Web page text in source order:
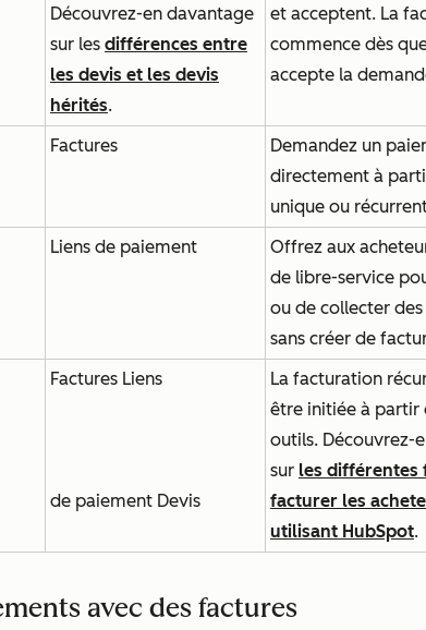
Découvrez-en davantage
sur les différences entre
les devis et les devis
hérités.
et acceptent. La
commence dès
accepte la
Factures
Demandez un
directement à
unique ou
Liens de paiement
Offrez aux
de libre-service
ou de collecter
sans créer de
Factures Liens
de paiement Devis
La facturation
être initiée à partir
outils. Découvrez-
sur les différentes
facturer les
utilisant HubSpot.
avec des factures